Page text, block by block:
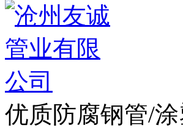
优质防腐钢管/